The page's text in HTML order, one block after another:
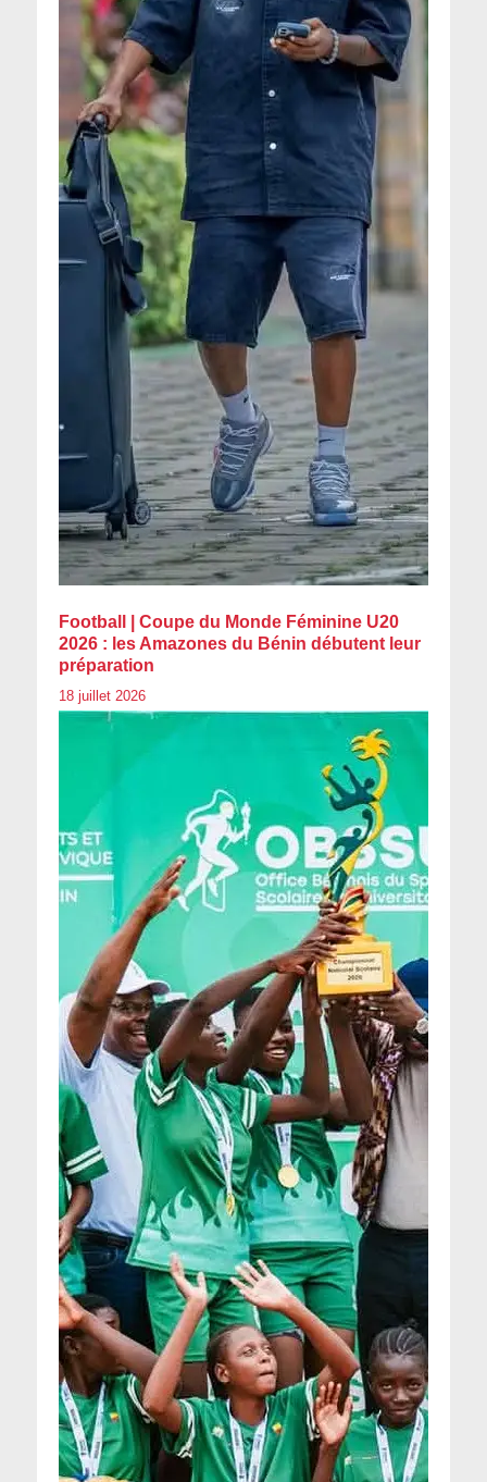
Football | Coupe du Monde Féminine U20
2026 : les Amazones du Bénin débutent leur
préparation
18 juillet 2026